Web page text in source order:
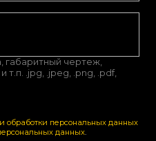
габаритный чертеж,
т.п. .jpg, .jpeg, .png, .pdf,
обработки персональных данных
данных.